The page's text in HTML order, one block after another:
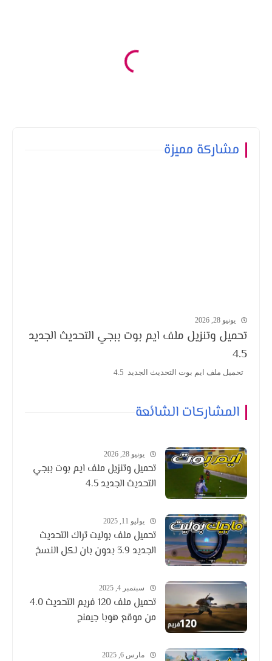
مشاركة مميزة
يونيو 28, 2026
تحميل وتنزيل ملف ايم بوت ببجي التحديث الجديد
4.5
تحميل ملف ايم بوت التحديث الجديد 4.5
المشاركات الشائعة
يونيو 28, 2026
تحميل وتنزيل ملف ايم بوت ببجي
التحديث الجديد 4.5
يوليو 11, 2025
تحميل ملف بوليت تراك التحديث
الجديد 3.9 بدون بان لكل النسخ
سبتمبر 4, 2025
تحميل ملف 120 فريم التحديث 4.0
من موقع هوبا جيمنج
مارس 6, 2025